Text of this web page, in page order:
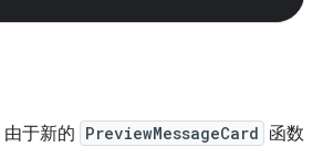
于新的 PreviewMessageCard 函数